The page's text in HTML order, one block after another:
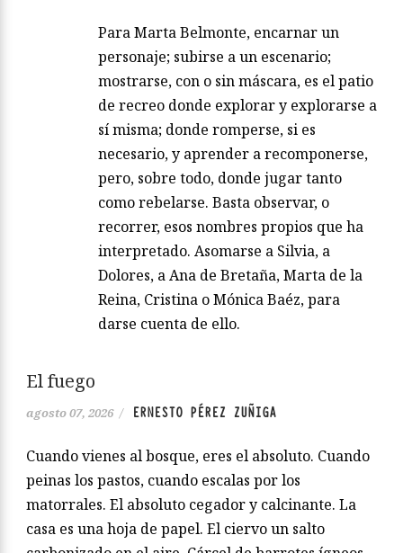
Para Marta Belmonte, encarnar un
personaje; subirse a un escenario;
mostrarse, con o sin máscara, es el patio
de recreo donde explorar y explorarse a
sí misma; donde romperse, si es
necesario, y aprender a recomponerse,
pero, sobre todo, donde jugar tanto
como rebelarse. Basta observar, o
recorrer, esos nombres propios que ha
interpretado. Asomarse a Silvia, a
Dolores, a Ana de Bretaña, Marta de la
Reina, Cristina o Mónica Baéz, para
darse cuenta de ello.
El fuego
agosto 07, 2026 / ERNESTO PÉREZ ZUÑIGA
Cuando vienes al bosque, eres el absoluto. Cuando
peinas los pastos, cuando escalas por los
matorrales. El absoluto cegador y calcinante. La
casa es una hoja de papel. El ciervo un salto